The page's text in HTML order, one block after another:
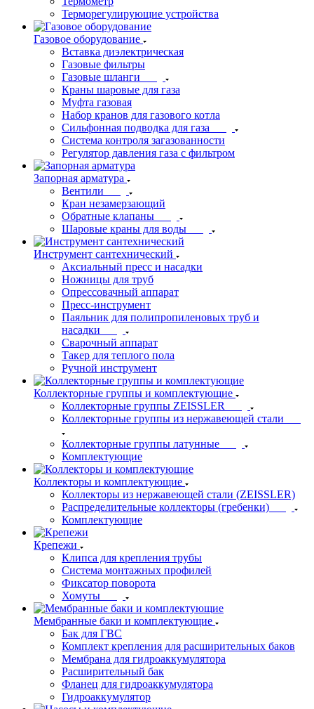
Терморегулирующие устройства
Газовое оборудование
Вставка диэлектрическая
Газовые фильтры
Газовые шланги
Краны шаровые для газа
Муфта газовая
Набор кранов для газового котла
Сильфонная подводка для газа
Система контроля загазованности
Регулятор давления газа с фильтром
Запорная арматура
Вентили
Кран незамерзающий
Обратные клапаны
Шаровые краны для воды
Инструмент сантехнический
Аксиальный пресс и насадки
Ножницы для труб
Опрессовачный аппарат
Пресс-инструмент
Паяльник для полипропиленовых труб и
насадки
Сварочный аппарат
Такер для теплого пола
Ручной инструмент
Коллекторные группы и комплектующие
Коллекторные группы ZEISSLER
Коллекторные группы из нержавеющей стали
Коллекторные группы латунные
Комплектующие
Коллекторы и комплектующие
Коллекторы из нержавеющей стали (ZEISSLER)
Распределительные коллекторы (гребенки)
Комплектующие
Крепежи
Клипса для крепления трубы
Система монтажных профилей
Фиксатор поворота
Хомуты
Мембранные баки и комплектующие
Бак для ГВС
Комплект крепления для расширительных баков
Мембрана для гидроаккумулятора
Расширительный бак
Фланец для гидроаккумулятора
Гидроаккумулятор